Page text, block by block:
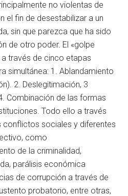
no violentas de
el fin de desestabilizar a un
sin que parezca que ha sido
de otro poder. El «golpe
través de cinco etapas
simultánea: 1. Ablandamiento
2. Deslegitimación, 3
Combinación de las formas
Todo ello a través
conflictos sociales y diferentes
como
de la criminalidad,
parálisis económica
de corrupción a través de
probatorio, entre otras,